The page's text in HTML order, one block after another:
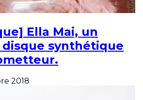
Ella Mai, un
synthétique
2018